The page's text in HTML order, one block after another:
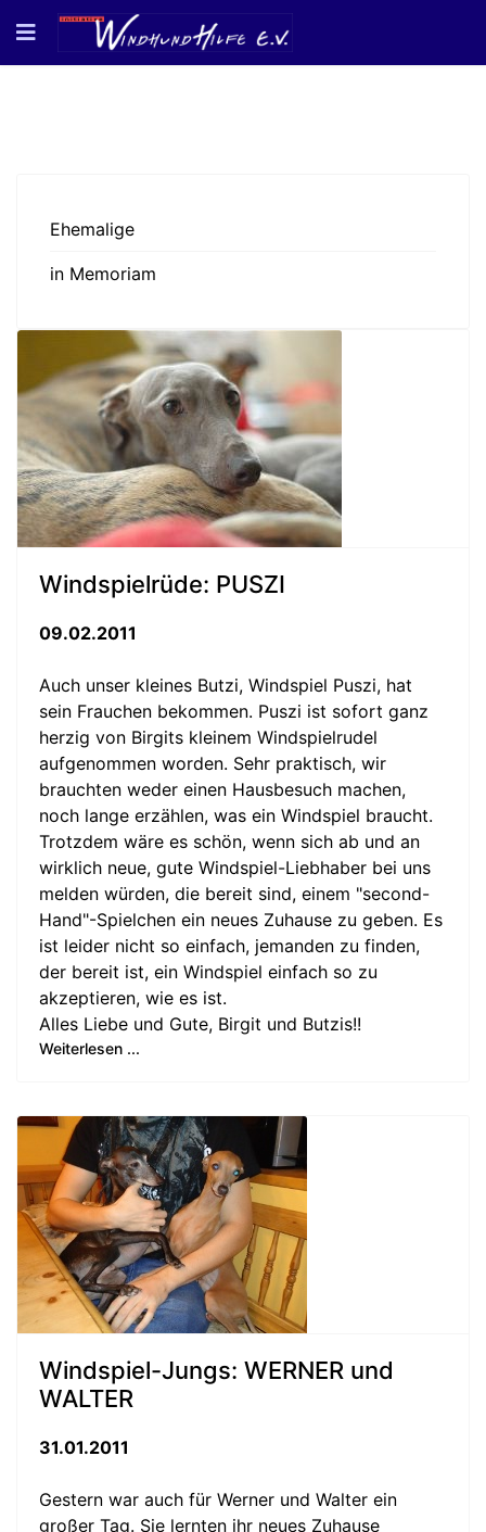
Ehemalige
in Memoriam
Windspielrüde: PUSZI
09.02.2011
Auch unser kleines Butzi, Windspiel Puszi, hat
sein Frauchen bekommen. Puszi ist sofort ganz
herzig von Birgits kleinem Windspielrudel
aufgenommen worden. Sehr praktisch, wir
brauchten weder einen Hausbesuch machen,
noch lange erzählen, was ein Windspiel braucht.
Trotzdem wäre es schön, wenn sich ab und an
wirklich neue, gute Windspiel-Liebhaber bei uns
melden würden, die bereit sind, einem "second-
Hand"-Spielchen ein neues Zuhause zu geben. Es
ist leider nicht so einfach, jemanden zu finden,
der bereit ist, ein Windspiel einfach so zu
akzeptieren, wie es ist.
Alles Liebe und Gute, Birgit und Butzis!!
Weiterlesen ...
Windspiel-Jungs: WERNER und
WALTER
31.01.2011
Gestern war auch für Werner und Walter ein
großer Tag. Sie lernten ihr neues Zuhause